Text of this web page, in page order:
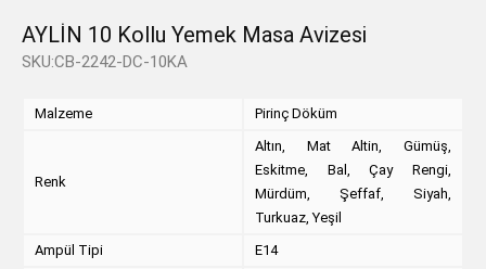
AYLİN 10 Kollu Yemek Masa Avizesi
SKU:CB-2242-DC-10KA
Malzeme Pirinç Döküm
Renk
Altın, Mat Altin, Gümüş,
Eskitme, Bal, Çay Rengi,
Mürdüm, Şeffaf, Siyah,
Turkuaz, Yeşil
Ampül Tipi
E14